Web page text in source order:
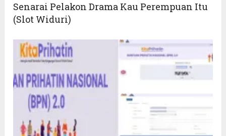
Senarai Pelakon Drama Kau Perempuan Itu
(Slot Widuri)